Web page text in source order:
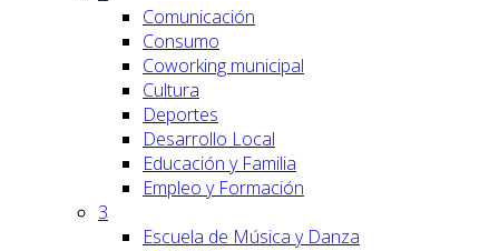
Comunicación
Consumo
Coworking municipal
Cultura
Deportes
Desarrollo Local
Educación y Familia
Empleo y Formación
3
Escuela de Música y Danza